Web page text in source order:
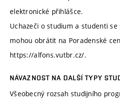
elektronické přihlášce.
Uchazeči o studium a studenti
mohou obrátit na Poradenské
https://alfons.vutbr.cz/.
NÁVAZNOST NA DALŠÍ TYPY
Všeobecný rozsah studijního